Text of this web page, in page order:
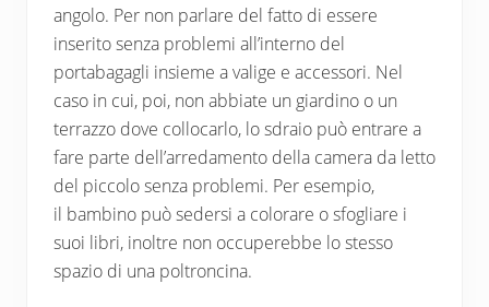
angolo. Per non parlare del fatto di essere
inserito senza problemi all’interno del
portabagagli insieme a valige e accessori. Nel
caso in cui, poi, non abbiate un giardino o un
terrazzo dove collocarlo, lo sdraio può entrare a
fare parte dell’arredamento della camera da letto
del piccolo senza problemi. Per esempio,
il bambino può sedersi a colorare o sfogliare i
suoi libri, inoltre non occuperebbe lo stesso
spazio di una poltroncina.